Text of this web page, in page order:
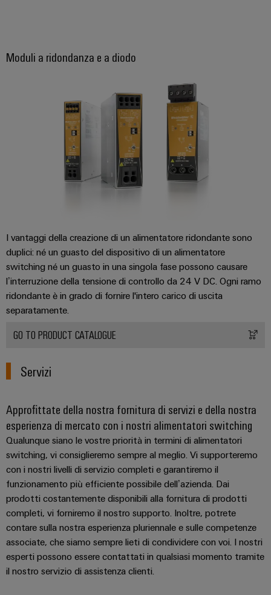
dotate
assemblati
personalizzati
Nuovi
prodotti
nostre
novità
Industrial
Connectivity.
Configuratore
Weidmüller
Ingegneria
livello
successivo:
intuitiva,
semplice,
rapida
Moduli a ridondanza e a diodo
I vantaggi della creazione di un alimentatore ridondante sono
duplici: né un guasto del dispositivo di un alimentatore
switching né un guasto in una singola fase possono causare
l’interruzione della tensione di controllo da 24 V DC. Ogni ramo
ridondante è in grado di fornire l'intero carico di uscita
separatamente.
GO TO PRODUCT CATALOGUE
Servizi
Approfittate della nostra fornitura di servizi e della nostra
esperienza di mercato con i nostri alimentatori switching
Qualunque siano le vostre priorità in termini di alimentatori
switching, vi consiglieremo sempre al meglio. Vi supporteremo
con i nostri livelli di servizio completi e garantiremo il
funzionamento più efficiente possibile dell’azienda. Dai
prodotti costantemente disponibili alla fornitura di prodotti
completi, vi forniremo il nostro supporto. Inoltre, potrete
contare sulla nostra esperienza pluriennale e sulle competenze
associate, che siamo sempre lieti di condividere con voi. I nostri
esperti possono essere contattati in qualsiasi momento tramite
il nostro servizio di assistenza clienti.